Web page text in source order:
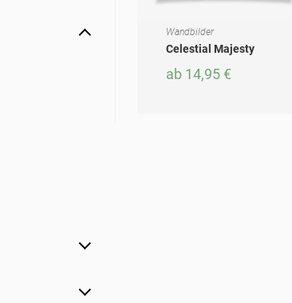
AUSFÜHRUNG WÄHLEN
Wandbilder
Celestial Majesty
ab 14,95 €